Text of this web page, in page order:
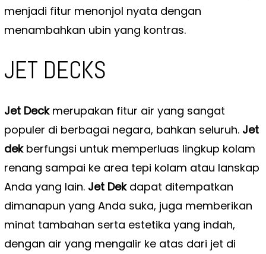
menjadi fitur menonjol nyata dengan
menambahkan ubin yang kontras.
JET DECKS
Jet Deckmerupakan fitur air yang sangat
populer di berbagai negara, bahkan seluruh. Jet
dekberfungsi untuk memperluas lingkup kolam
renang sampai ke area tepi kolam atau lanskap
Anda yang lain. Jet Dekdapat ditempatkan
dimanapun yang Anda suka, juga memberikan
minat tambahan serta estetika yang indah,
dengan air yang mengalir ke atas dari jet di